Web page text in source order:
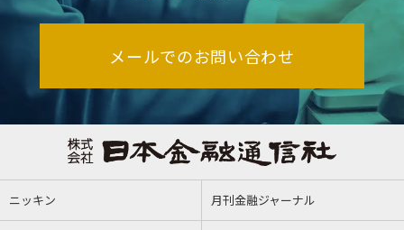
メールでのお問い合わせ
ニッキン 月刊金融ジャーナル